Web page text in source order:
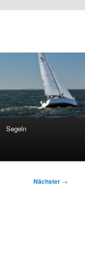
Segeln
Nächster →